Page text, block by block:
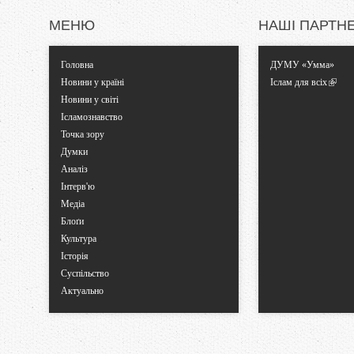
МЕНЮ
Головна
Новини у країні
Новини у світі
Ісламознавство
Точка зору
Думки
Аналіз
Інтерв'ю
Медіа
Блоґи
Культура
Історія
Суспільство
Актуально
НАШІ
ДУМУ «Умма»
Іслам для всіх